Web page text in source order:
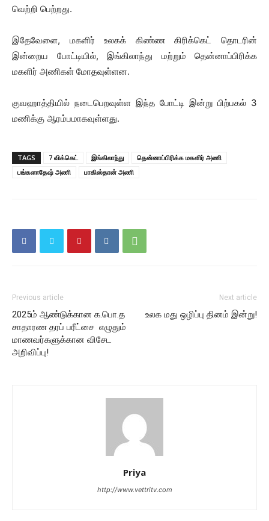
வெற்றி பெற்றது.
இதேவேளை, மகளிர் உலகக் கிண்ண கிரிக்கெட் தொடரின்
இன்றைய போட்டியில், இங்கிலாந்து மற்றும் தென்னாப்பிரிக்க
மகளிர் அணிகள் மோதவுள்ளன.
குவஹாத்தியில் நடைபெறவுள்ள இந்த போட்டி இன்று பிற்பகல் 3
மணிக்கு ஆரம்பமாகவுள்ளது.
TAGS 7 விக்கெட் இங்கிலாந்து
தென்னாப்பிரிக்க மகளிர் அணி
பங்களாதேஷ் அணி
பாகிஸ்தான் அணி
Previous article
2025ம் ஆண்டுக்கான க.பொ.த
சாதாரண தரப் பரீட்சை எழுதும்
மாணவர்களுக்கான விசேட
அறிவிப்பு!
Next article
உலக மது ஒழிப்பு தினம் இன்று!
Priya
http://www.vettritv.com